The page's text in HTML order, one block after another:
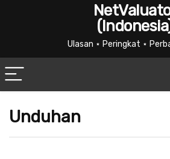
Ulasan ⋆ Peringkat ⋆
Unduhan